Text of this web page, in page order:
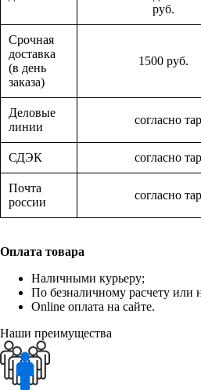
руб.
Срочная
доставка
(в день
заказа)
1500 руб.
Деловые
линии
согласно
СДЭК согласно
Почта
россии
согласно
Оплата товара
Наличными курьеру;
По безналичному расчету
Online оплата на сайте.
Наши преимущества